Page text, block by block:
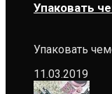
Упаковать
Упаковать
11.03.2019